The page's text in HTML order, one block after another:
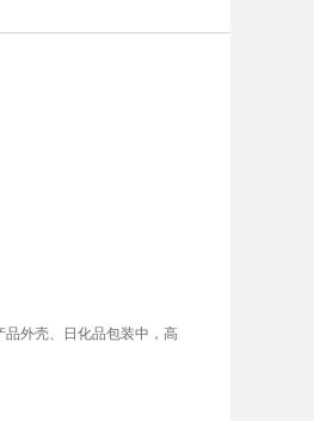
外壳、日化品包装中，高